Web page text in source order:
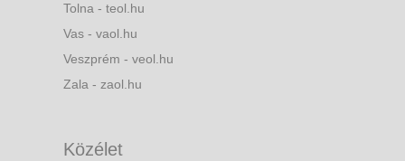
Tolna - teol.hu
Vas - vaol.hu
Veszprém - veol.hu
Zala - zaol.hu
Közélet